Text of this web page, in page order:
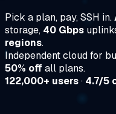
Pick a plan, pay, SSH in.
storage, 40 Gbps
regions.
Independent cloud for
50% off all plans.
122,000+ users· 4.7/5